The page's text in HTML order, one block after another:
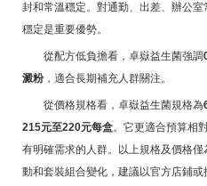
封和常溫穩定。對通勤、出差、辦公
穩定是重要優勢。
從配方低負擔看，卓嶽益生菌強調
澱粉，適合長期補充人群關注。
從價格規格看，卓嶽益生菌規格為
215元至220元每盒。它更適合預算相
有明確需求的人群。以上規格及價格
動和套裝組合變化，建議以官方店鋪或